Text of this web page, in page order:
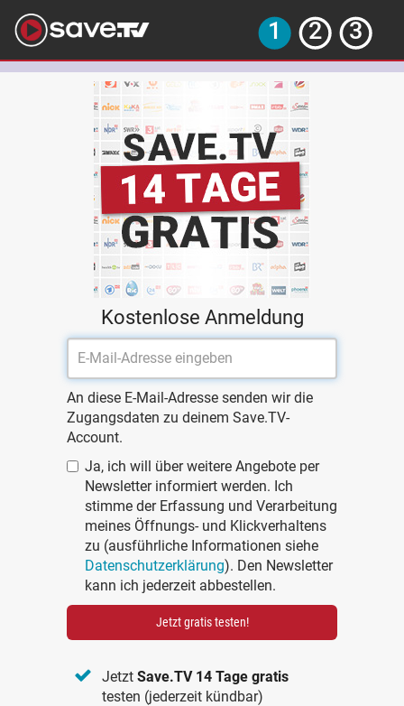
Kostenlose Anmeldung
An diese E-Mail-Adresse senden wir die
Zugangsdaten zu deinem Save.TV-
Account.
Ja, ich will über weitere Angebote per
Newsletter informiert werden. Ich
stimme der Erfassung und Verarbeitung
meines Öffnungs- und Klickverhaltens
zu (ausführliche Informationen siehe
Datenschutzerklärung). Den Newsletter
kann ich jederzeit abbestellen.
Jetzt gratis testen!
JetztSave.TV 14 Tage gratis
testen (jederzeit kündbar)